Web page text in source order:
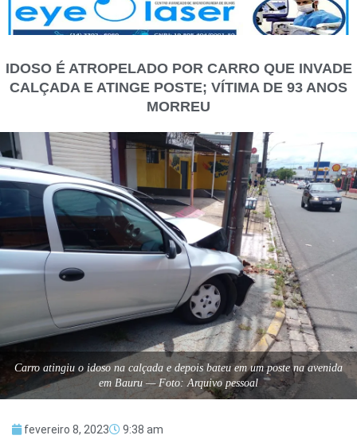
IDOSO É ATROPELADO POR CARRO QUE INVADE
CALÇADA E ATINGE POSTE; VÍTIMA DE 93 ANOS
MORREU
Carro atingiu o idoso na calçada e depois bateu em um poste na avenida
em Bauru — Foto: Arquivo pessoal
fevereiro 8, 2023 9:38 am